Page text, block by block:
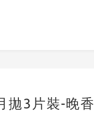
拋3片裝-晚香